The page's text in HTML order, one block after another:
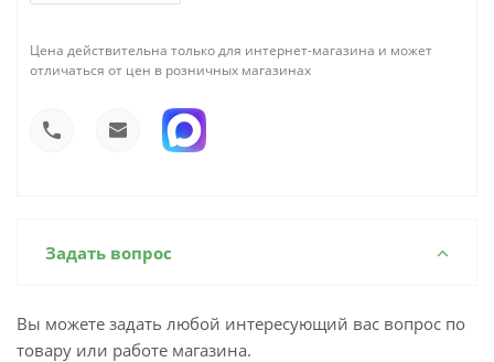
Цена действительна только для интернет-магазина и может
отличаться от цен в розничных магазинах
Задать вопрос
Вы можете задать любой интересующий вас вопрос по
товару или работе магазина.